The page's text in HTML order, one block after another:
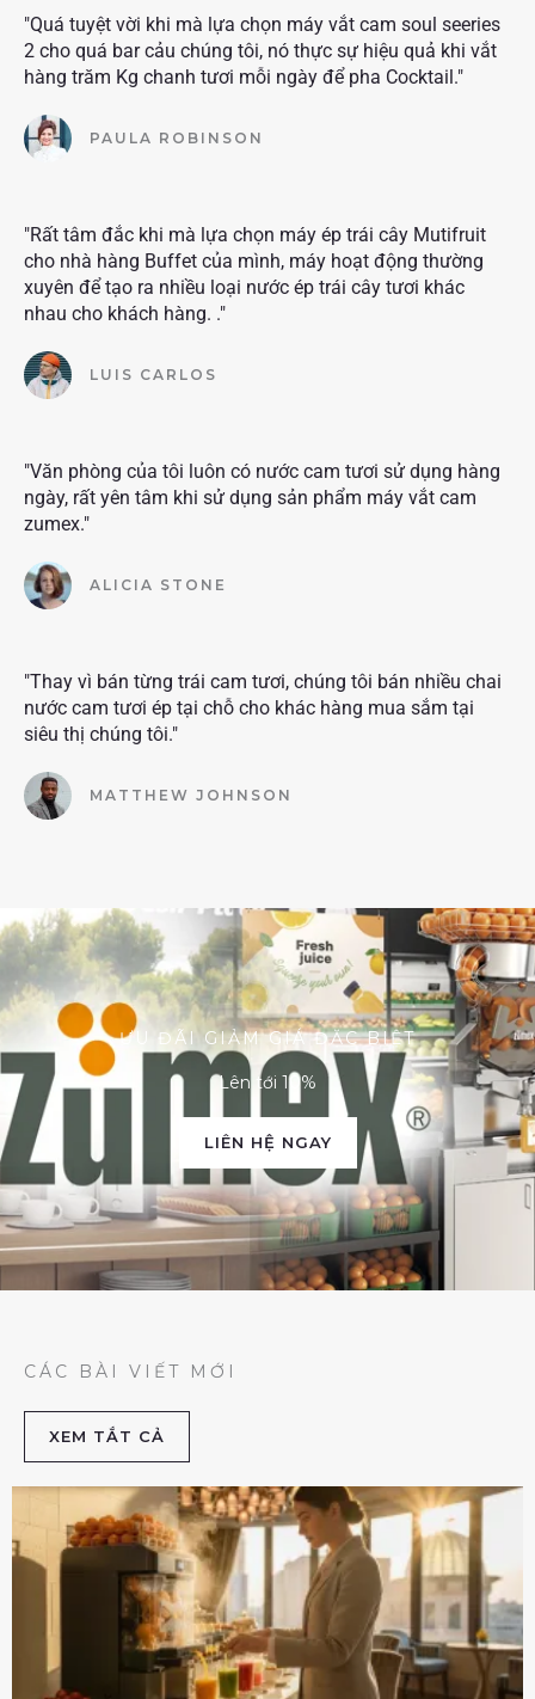
"Quá tuyệt vời khi mà lựa chọn máy vắt cam soul seeries
2 cho quá bar cảu chúng tôi, nó thực sự hiệu quả khi vắt
hàng trăm Kg chanh tươi mỗi ngày để pha Cocktail."
PAULA ROBINSON
"Rất tâm đắc khi mà lựa chọn máy ép trái cây Mutifruit
cho nhà hàng Buffet của mình, máy hoạt động thường
xuyên để tạo ra nhiều loại nước ép trái cây tươi khác
nhau cho khách hàng. ."
LUIS CARLOS
"Văn phòng của tôi luôn có nước cam tươi sử dụng hàng
ngày, rất yên tâm khi sử dụng sản phẩm máy vắt cam
zumex."
ALICIA STONE
"Thay vì bán từng trái cam tươi, chúng tôi bán nhiều chai
nước cam tươi ép tại chỗ cho khác hàng mua sắm tại
siêu thị chúng tôi."
MATTHEW JOHNSON
ƯU ĐÃI GIẢM GIÁ ĐẶC BIỆT
Lên tới 10%
LIÊN HỆ NGAY
CÁC BÀI VIẾT MỚI
XEM TẮT CẢ